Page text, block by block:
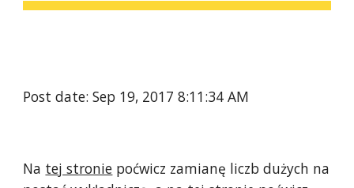
Post date: Sep 19, 2017 8:11:34 AM
Na tej stronie poćwicz zamianę liczb dużych na